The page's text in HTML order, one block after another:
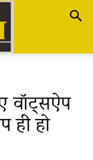
वॉट्सऐप
हो